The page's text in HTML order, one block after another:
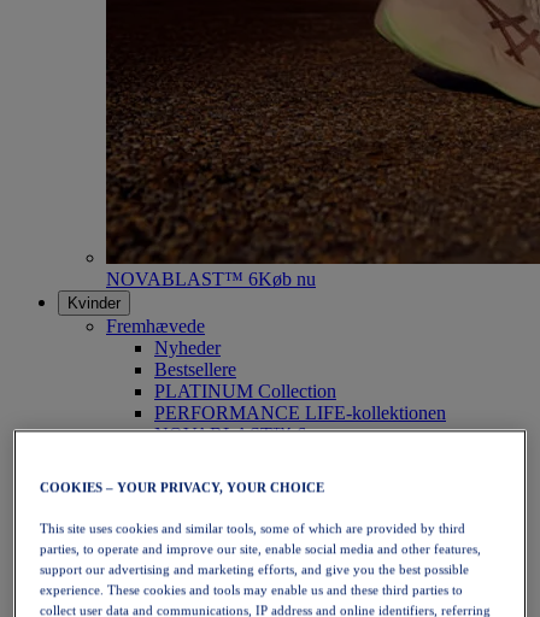
NOVABLAST™ 6Køb nu
Kvinder
Fremhævede
Nyheder
Bestsellere
PLATINUM Collection
PERFORMANCE LIFE-kollektionen
NOVABLAST™ 6
Løb
Trailløb
Tennis
Volleyball
Håndbold
Padel
Netbold
COOKIES – YOUR PRIVACY, YOUR CHOICE
This site uses cookies and similar tools, some of which are provided by third
parties, to operate and improve our site, enable social media and other features,
support our advertising and marketing efforts, and give you the best possible
experience. These cookies and tools may enable us and these third parties to
collect user data and communications, IP address and online identifiers, referring